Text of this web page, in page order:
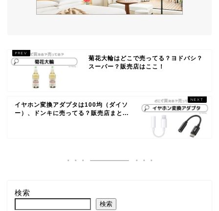
菊花大輪はどこで売ってる？ヨドバシ？
スーパー？販売店はここ！
イヤホン変換アダプタは100均（ダイソ
ー）、ドンキに売ってる？販売店まと...
検索
検索